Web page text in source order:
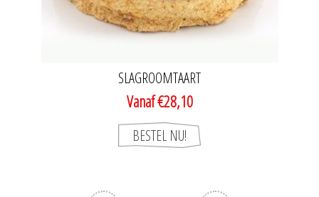
SLAGROOMTAART
Vanaf €28,10